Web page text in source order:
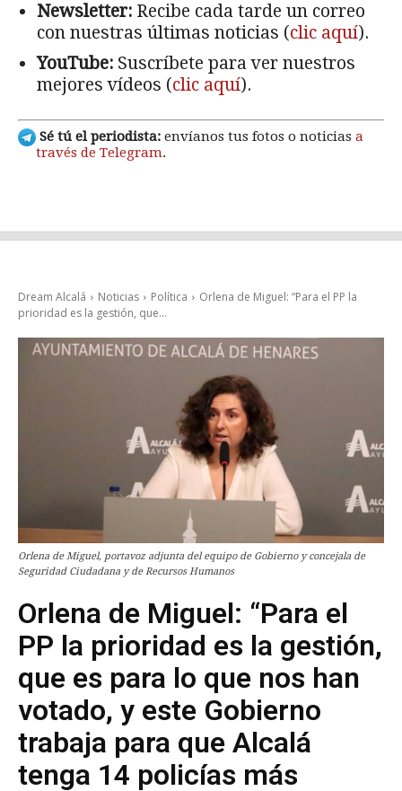
Newsletter: Recibe cada tarde un correo
con nuestras últimas noticias (clic aquí).
YouTube: Suscríbete para ver nuestros
mejores vídeos (clic aquí).
Sé tú el periodista: envíanos tus fotos o noticias a
través de Telegram.